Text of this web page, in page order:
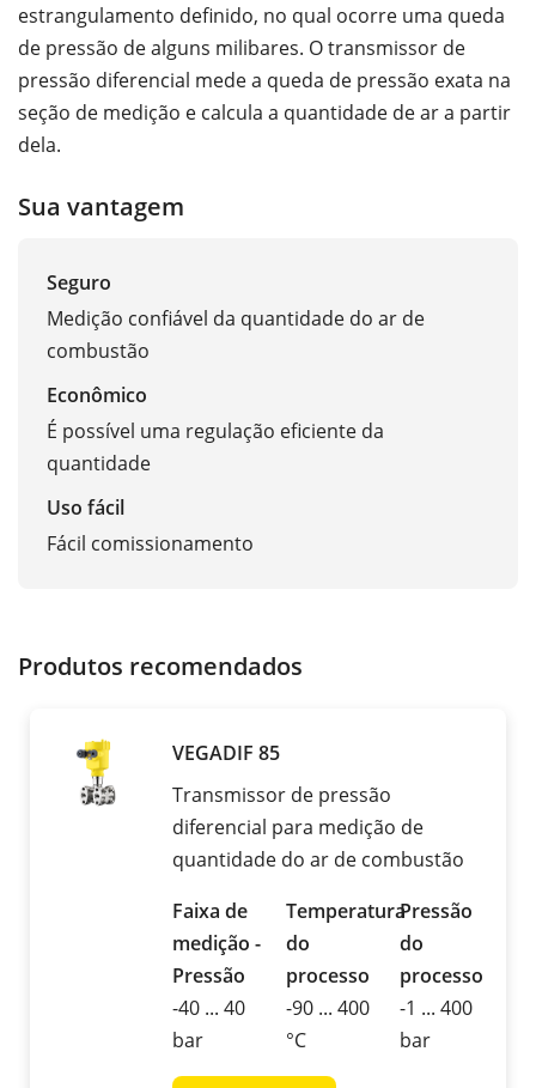
estrangulamento definido, no qual ocorre uma queda
de pressão de alguns milibares. O transmissor de
pressão diferencial mede a queda de pressão exata na
seção de medição e calcula a quantidade de ar a partir
dela.
Sua vantagem
Seguro
Medição confiável da quantidade do ar de
combustão
Econômico
É possível uma regulação eficiente da
quantidade
Uso fácil
Fácil comissionamento
Produtos recomendados
VEGADIF 85
Transmissor de pressão
diferencial para medição de
quantidade do ar de combustão
Faixa de
medição -
Pressão
-40 ... 40
bar
Temperatura
do
processo
-90 ... 400
°C
Pressão
do
processo
-1 ... 400
bar